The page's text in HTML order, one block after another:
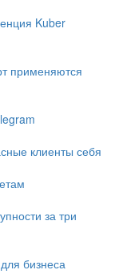
Kuber
применяются
клиенты себя
за три
бизнеса